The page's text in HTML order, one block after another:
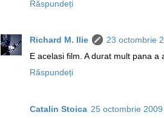
Răspundeți
Richard M. Ilie
23 octombrie
E acelasi film. A durat mult pana a
Răspundeți
Catalin Stoica 25 octombrie